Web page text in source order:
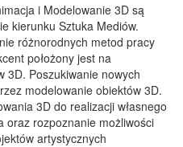
i Modelowanie 3D są
kierunku Sztuka Mediów.
różnorodnych metod pracy
położony jest na
3D. Poszukiwanie nowych
modelowanie obiektów 3D.
3D do realizacji własnego
oraz rozpoznanie możliwości
artystycznych